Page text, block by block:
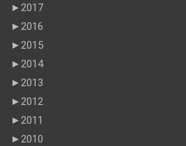
► 2017
► 2016
► 2015
► 2014
► 2013
► 2012
► 2011
► 2010